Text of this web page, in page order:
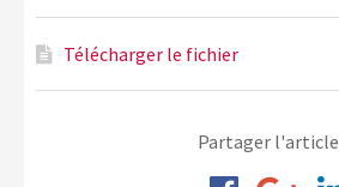
Télécharger le fichier
Partager l'article